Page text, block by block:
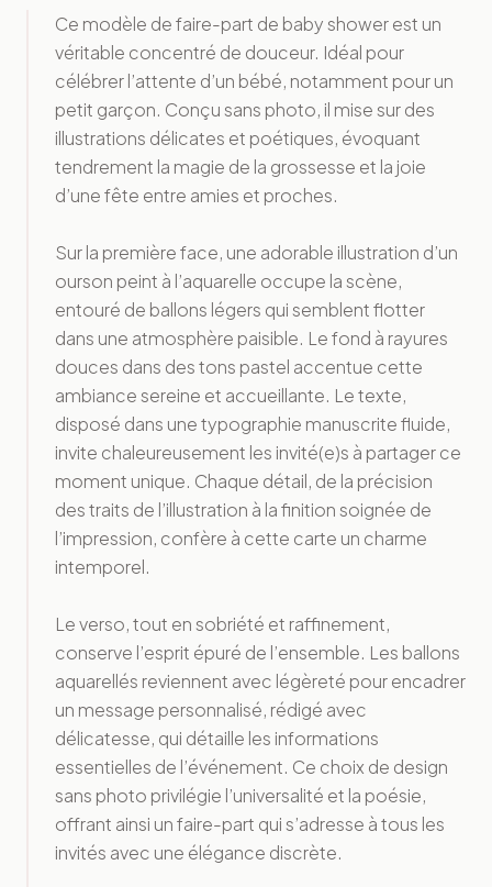
Ce modèle de faire-part de baby shower est un
véritable concentré de douceur. Idéal pour
célébrer l’attente d’un bébé, notamment pour un
petit garçon. Conçu sans photo, il mise sur des
illustrations délicates et poétiques, évoquant
tendrement la magie de la grossesse et la joie
d’une fête entre amies et proches.
Sur la première face, une adorable illustration d’un
ourson peint à l’aquarelle occupe la scène,
entouré de ballons légers qui semblent flotter
dans une atmosphère paisible. Le fond à rayures
douces dans des tons pastel accentue cette
ambiance sereine et accueillante. Le texte,
disposé dans une typographie manuscrite fluide,
invite chaleureusement les invité(e)s à partager ce
moment unique. Chaque détail, de la précision
des traits de l’illustration à la finition soignée de
l’impression, confère à cette carte un charme
intemporel.
Le verso, tout en sobriété et raffinement,
conserve l’esprit épuré de l’ensemble. Les ballons
aquarellés reviennent avec légèreté pour encadrer
un message personnalisé, rédigé avec
délicatesse, qui détaille les informations
essentielles de l’événement. Ce choix de design
sans photo privilégie l’universalité et la poésie,
offrant ainsi un faire-part qui s’adresse à tous les
invités avec une élégance discrète.